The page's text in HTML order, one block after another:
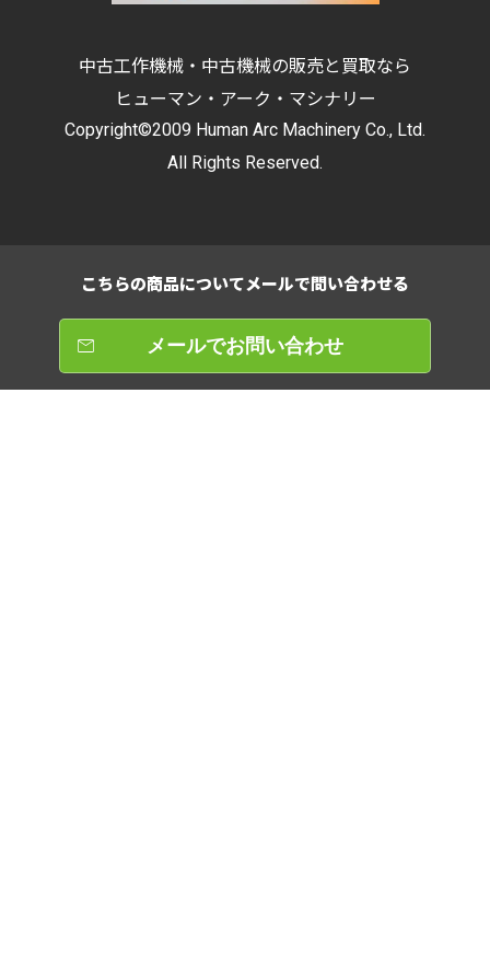
中古工作機械・中古機械の販売と買取なら
ヒューマン・アーク・マシナリー
Copyright©2009 Human Arc Machinery Co., Ltd.
All Rights Reserved.
こちらの商品についてメールで問い合わせる
メールでお問い合わせ